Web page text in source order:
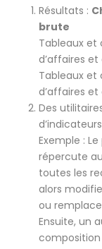
Résultats :
brute
Tableaux et
d’affaires
Tableaux et
d’affaires
Des
Exemple :
répercute
toutes les
alors
ou
Ensuite, un